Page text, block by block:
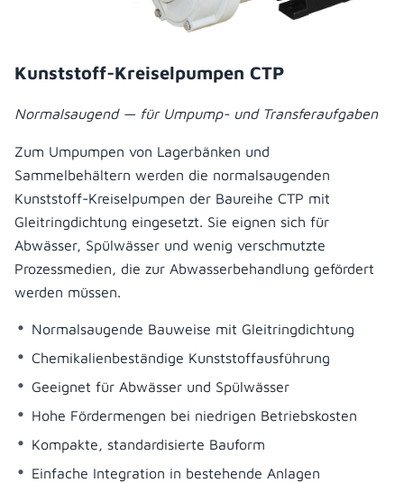
Kunststoff-Kreiselpumpen CTP
Normalsaugend — für Umpump- und Transferaufgaben
Zum Umpumpen von Lagerbänken und
Sammelbehältern werden die normalsaugenden
Kunststoff-Kreiselpumpen der Baureihe CTP mit
Gleitringdichtung eingesetzt. Sie eignen sich für
Abwässer, Spülwässer und wenig verschmutzte
Prozessmedien, die zur Abwasserbehandlung gefördert
werden müssen.
Normalsaugende Bauweise mit Gleitringdichtung
Chemikalienbeständige Kunststoffausführung
Geeignet für Abwässer und Spülwässer
Hohe Fördermengen bei niedrigen Betriebskosten
Kompakte, standardisierte Bauform
Einfache Integration in bestehende Anlagen